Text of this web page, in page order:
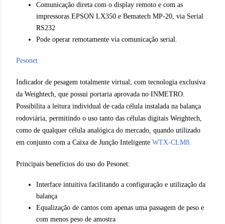
Comunicação direta com o display remoto e com as
impressoras EPSON LX350 e Bematech MP-20, via Serial
RS232
Pode operar remotamente via comunicação serial.
Pesonet
Indicador de pesagem totalmente virtual, com tecnologia exclusiva
da Weightech, que possui portaria aprovada no INMETRO.
Possibilita a leitura individual de cada célula instalada na balança
rodoviária, permitindo o uso tanto das células digitais Weightech,
como de qualquer célula analógica do mercado, quando utilizado
em conjunto com a Caixa de Junção Inteligente WTX-CLM8.
Principais benefícios do uso do Pesonet:
Interface intuitiva facilitando a configuração e utilização da
balança
Equalização de cantos com apenas uma passagem de peso e
com menos peso de amostra